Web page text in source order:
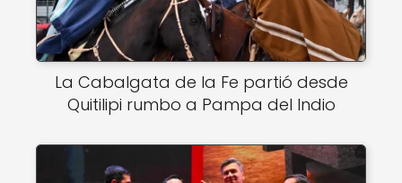
La Cabalgata de la Fe partió desde
Quitilipi rumbo a Pampa del Indio